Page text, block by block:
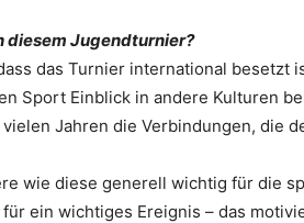
diesem Jugendturnier?
das Turnier international
Sport Einblick in andere Kulturen
Jahren die Verbindungen, die
wie diese generell wichtig für die
ein wichtiges Ereignis – das